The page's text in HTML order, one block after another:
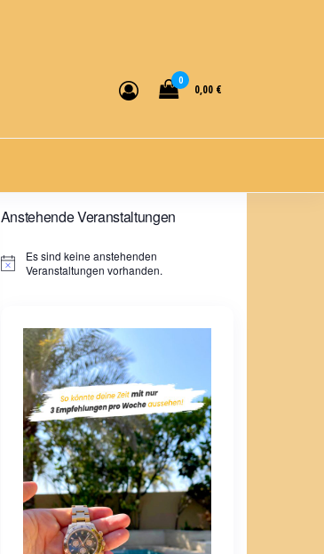
0
0,00 €
Anstehende Veranstaltungen
H
Es sind keine anstehenden
Veranstaltungen vorhanden.